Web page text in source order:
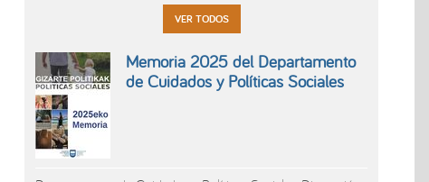
VER TODOS
Memoria 2025 del Departamento
de Cuidados y Políticas Sociales